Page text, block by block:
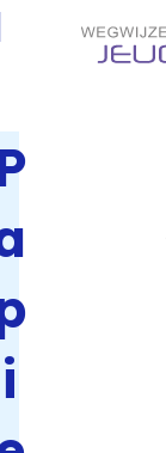
Direct naar content
i